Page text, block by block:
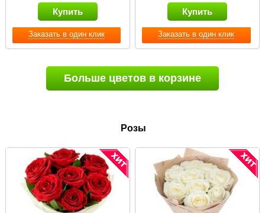
Заказать в один клик
Купить
Заказать в один клик
Купить
Больше цветов в корзине
Розы